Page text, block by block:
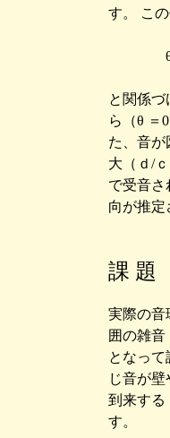
す。 こ
θ ＝
と関係
ら（θ ＝
た、音が
大（ｄ/
で受音さ
向が推定
課 題
実際の音
囲の雑
となっ
じ音が
到来する
す。